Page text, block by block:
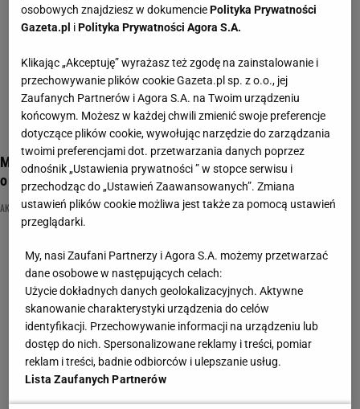
Masz pamięć do twarzy? Rozpoznaj polskie aktorki i zawalcz
o 12/12!
AKTORKA FILM POLSKI NAJNOWSZE QUIZY DZISIAJ DODANE
osobowych znajdziesz w dokumencie Polityka Prywatności
Gazeta.pl i Polityka Prywatności Agora S.A.
Klikając „Akceptuję” wyrażasz też zgodę na zainstalowanie i
przechowywanie plików cookie Gazeta.pl sp. z o.o., jej
Zaufanych Partnerów i Agora S.A. na Twoim urządzeniu
końcowym. Możesz w każdej chwili zmienić swoje preferencje
dotyczące plików cookie, wywołując narzędzie do zarządzania
twoimi preferencjami dot. przetwarzania danych poprzez
odnośnik „Ustawienia prywatności ” w stopce serwisu i
przechodząc do „Ustawień Zaawansowanych”. Zmiana
ustawień plików cookie możliwa jest także za pomocą ustawień
przeglądarki.
My, nasi Zaufani Partnerzy i Agora S.A. możemy przetwarzać
dane osobowe w następujących celach:
Użycie dokładnych danych geolokalizacyjnych. Aktywne
skanowanie charakterystyki urządzenia do celów
identyfikacji. Przechowywanie informacji na urządzeniu lub
dostęp do nich. Spersonalizowane reklamy i treści, pomiar
reklam i treści, badnie odbiorców i ulepszanie usług.
Lista Zaufanych Partnerów